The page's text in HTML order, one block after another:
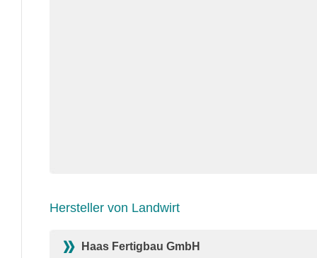
Hersteller von Landwirt
Haas Fertigbau GmbH